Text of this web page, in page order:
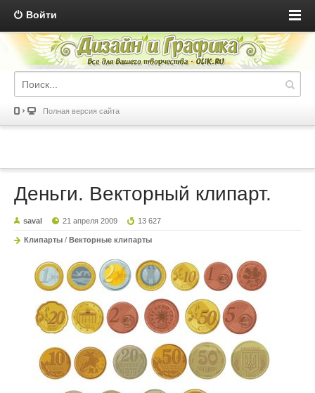
Войти
Полная версия сайта
Деньги. Векторный клипарт.
saval 21 апреля 2009 13 627
Клипарты / Векторные клипарты